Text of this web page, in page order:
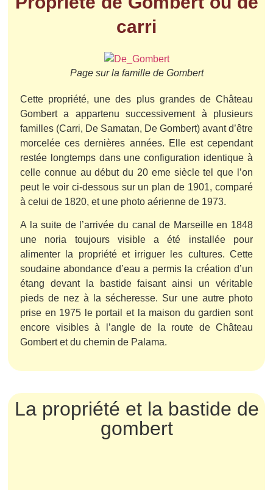
carri
Page sur la famille de Gombert
Cette propriété, une des plus grandes de Château
Gombert a appartenu successivement à plusieurs
familles (Carri, De Samatan, De Gombert) avant d’être
morcelée ces dernières années. Elle est cependant
restée longtemps dans une configuration identique à
celle connue au début du 20 eme siècle tel que l’on
peut le voir ci-dessous sur un plan de 1901, comparé
à celui de 1820, et une photo aérienne de 1973.
A la suite de l’arrivée du canal de Marseille en 1848
une noria toujours visible a été installée pour
alimenter la propriété et irriguer les cultures. Cette
soudaine abondance d’eau a permis la création d’un
étang devant la bastide faisant ainsi un véritable
pieds de nez à la sécheresse. Sur une autre photo
prise en 1975 le portail et la maison du gardien sont
encore visibles à l’angle de la route de Château
Gombert et du chemin de Palama.
La propriété et la bastide de
gombert